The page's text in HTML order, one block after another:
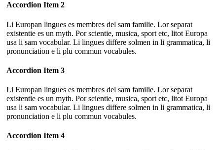
Accordion Item 2
Li Europan lingues es membres del sam familie. Lor separat
existentie es un myth. Por scientie, musica, sport etc, litot Europa
usa li sam vocabular. Li lingues differe solmen in li grammatica, li
pronunciation e li plu commun vocabules.
Accordion Item 3
Li Europan lingues es membres del sam familie. Lor separat
existentie es un myth. Por scientie, musica, sport etc, litot Europa
usa li sam vocabular. Li lingues differe solmen in li grammatica, li
pronunciation e li plu commun vocabules.
Accordion Item 4